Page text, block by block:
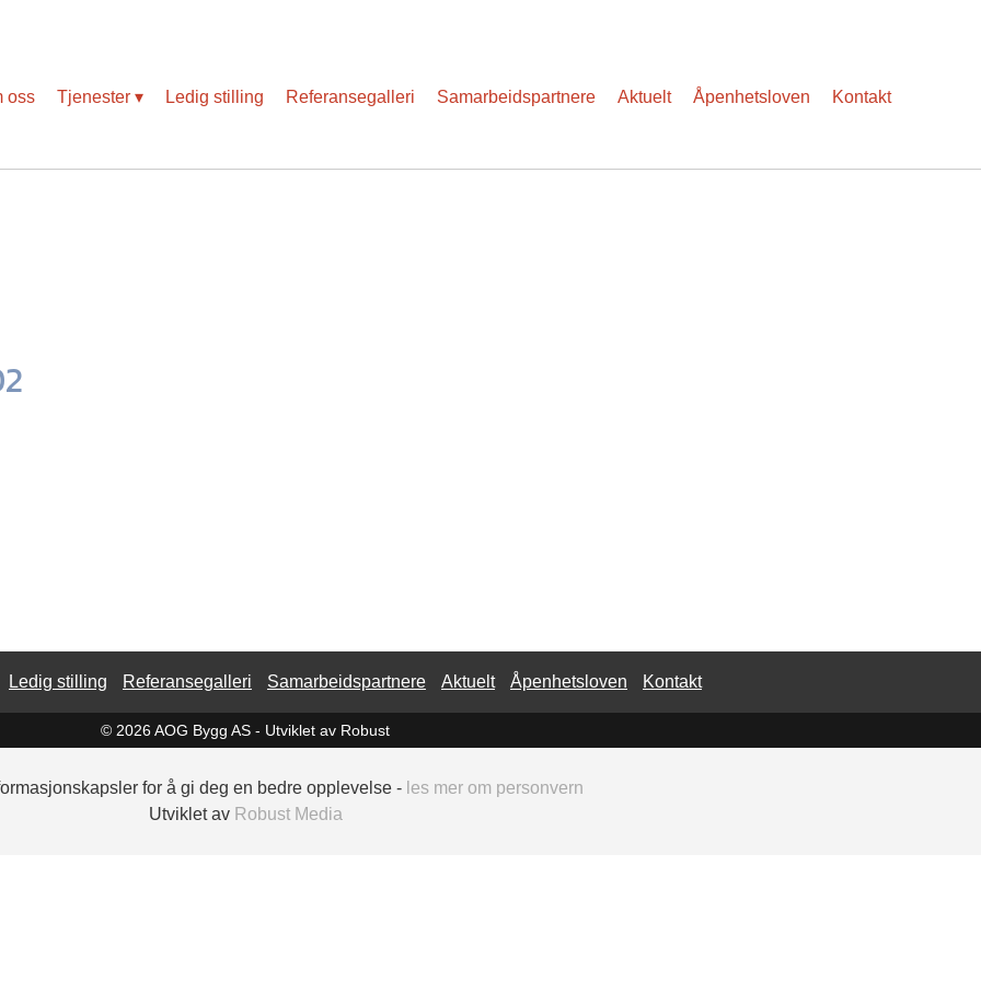
oss Tjenester Ledig stilling Referansegalleri Samarbeidspartnere Aktuelt Åpenhetsloven Kontakt
Ledig stilling Referansegalleri Samarbeidspartnere Aktuelt Åpenhetsloven Kontakt
© 2026 AOG Bygg AS - Utviklet av Robust
for å gi deg en bedre opplevelse - les mer om personvern
Utviklet av Robust Media